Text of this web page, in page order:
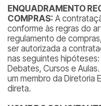
ENQUADRAMENTO
COMPRAS: A
conforme às regras do
regulamento de
ser autorizada a
nas seguintes
Debates, Cursos e
um membro da Diretoria
direta.